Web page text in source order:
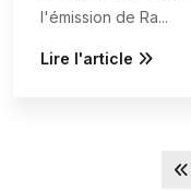
l'émission de Ra...
Lire l'article